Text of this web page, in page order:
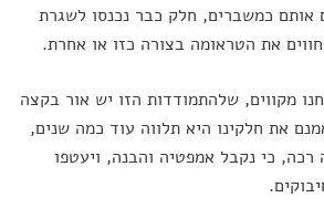
אותם כמשברים, חלק כבר נכנסו לשגרת
את הטראומה בצורה כזו או אחרת.
מקווים, שלהתמודדות הזו יש אור בקצה
את חלקינו היא תלווה עוד כמה שנים,
כי נקבל אמפטיה והבנה, ויעטפו